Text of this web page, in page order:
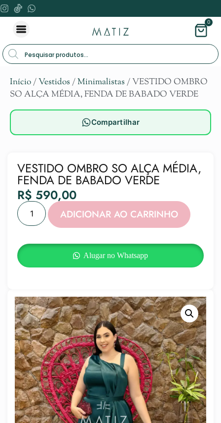
0
Início/Vestidos /Minimalistas / VESTIDO OMBRO
SO ALÇA MÉDIA, FENDA DE BABADO VERDE
Compartilhar
VESTIDO OMBRO SO ALÇA MÉDIA,
FENDA DE BABADO VERDE
R$ 590,00
ADICIONAR AO CARRINHO
Alugar no Whatsapp